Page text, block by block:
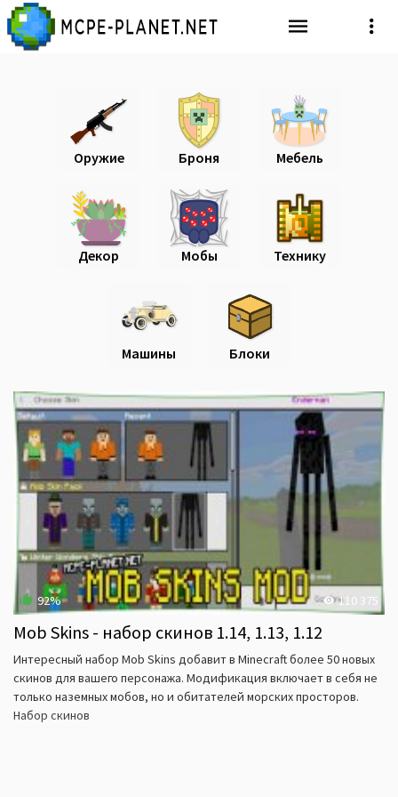
Оружие Броня Мебель
Декор Мобы Технику
Машины Блоки
92% 110 375
Mob Skins - набор скинов 1.14, 1.13, 1.12
Интересный набор Mob Skins добавит в Minecraft более 50 новых
скинов для вашего персонажа. Модификация включает в себя не
только наземных мобов, но и обитателей морских просторов.
Набор скинов